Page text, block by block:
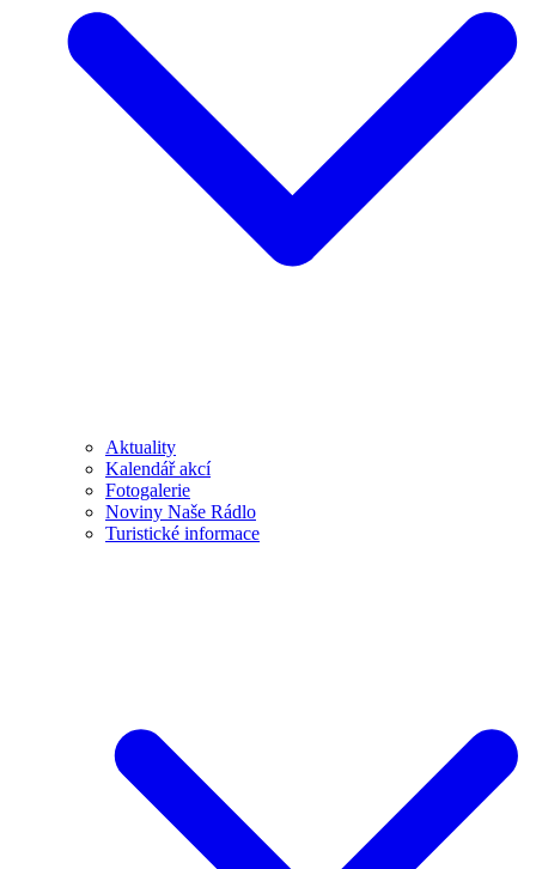
Aktuality
Kalendář akcí
Fotogalerie
Noviny Naše Rádlo
Turistické informace